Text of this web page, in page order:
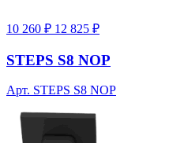
10 260 ₽ 12 825 ₽
STEPS S8 NOP
Арт. STEPS S8 NOP